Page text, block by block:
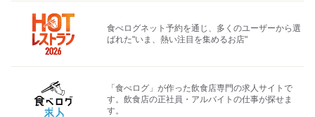
食べログネット予約を通じ、多くのユーザーから選
ばれた"いま、熱い注目を集めるお店"
「食べログ」が作った飲食店専門の求人サイトで
す。飲食店の正社員・アルバイトの仕事が探せま
す。